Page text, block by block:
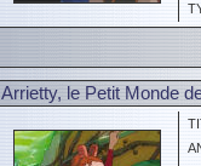
Arrietty, le Petit Monde